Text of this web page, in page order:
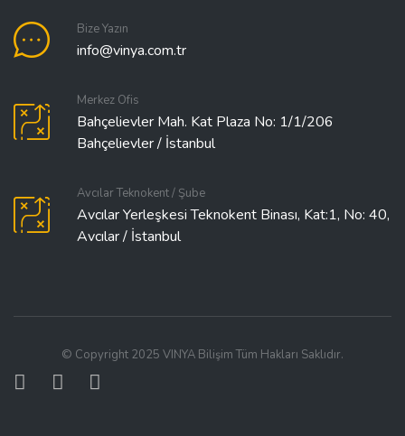
Bize Yazın
info@vinya.com.tr
Merkez Ofis
Bahçelievler Mah. Kat Plaza No: 1/1/206
Bahçelievler / İstanbul
Avcılar Teknokent / Şube
Avcılar Yerleşkesi Teknokent Binası, Kat:1, No: 40,
Avcılar / İstanbul
© Copyright 2025 VINYA Bilişim Tüm Hakları Saklıdır.